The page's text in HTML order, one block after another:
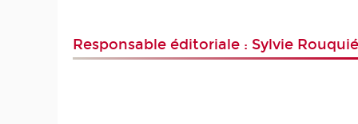
Responsable éditoriale : Sylvie Rouquié